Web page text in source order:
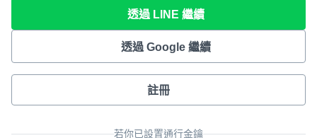
透過 LINE 繼續
透過 Google 繼續
註冊
若你已設置通行金鑰